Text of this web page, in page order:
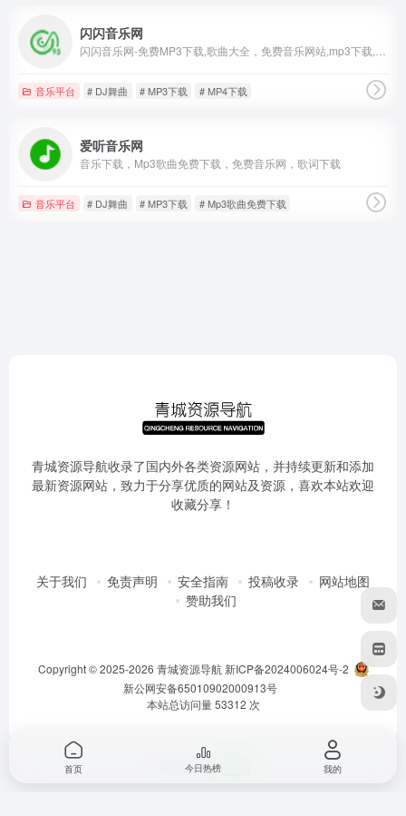
闪闪音乐网
音乐平台 # DJ舞曲 # MP3下载 # MP4下载
爱听音乐网
音乐下载，Mp3歌曲免费下载，免费音乐网，歌词下载
音乐平台 # DJ舞曲 # MP3下载 # Mp3歌曲免费下载
青城资源导航收录了国内外各类资源网站，并持续更新和添加
最新资源网站，致力于分享优质的网站及资源，喜欢本站欢迎
收藏分享！
关于我们 免责声明 安全指南 投稿收录
网站地图
赞助我们
Copyright © 2025-2026 青城资源导航 新ICP备2024006024号-2
新公网安备65010902000913号
本站总访问量53312 次
本站已接入
首页 今日热榜 我的